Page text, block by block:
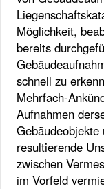
Möglichkeit,
bereits
schnell zu
Mehrfach-
Aufnahmen
Gebäudeobjekte
resultierende
zwischen
im Vorfeld